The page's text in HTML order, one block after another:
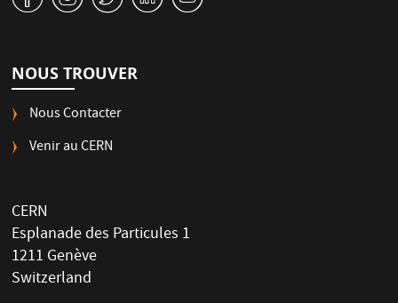
NOUS TROUVER
Nous Contacter
Venir au CERN
CERN
Esplanade des Particules 1
1211 Genève
Switzerland